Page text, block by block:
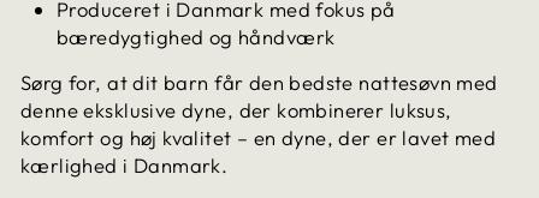
Produceret i Danmark med fokus på
bæredygtighed og håndværk
Sørg for, at dit barn får den bedste nattesøvn med
denne eksklusive dyne, der kombinerer luksus,
komfort og høj kvalitet – en dyne, der er lavet med
kærlighed i Danmark.